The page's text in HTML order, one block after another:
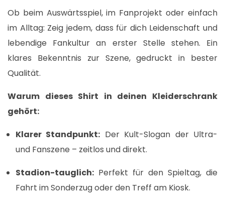
Ob beim Auswärtsspiel, im Fanprojekt oder einfach
im Alltag: Zeig jedem, dass für dich Leidenschaft und
lebendige Fankultur an erster Stelle stehen. Ein
klares Bekenntnis zur Szene, gedruckt in bester
Qualität.
Warum dieses Shirt in deinen Kleiderschrank
gehört:
Klarer Standpunkt: Der Kult-Slogan der Ultra-
und Fanszene – zeitlos und direkt.
Stadion-tauglich: Perfekt für den Spieltag, die
Fahrt im Sonderzug oder den Treff am Kiosk.